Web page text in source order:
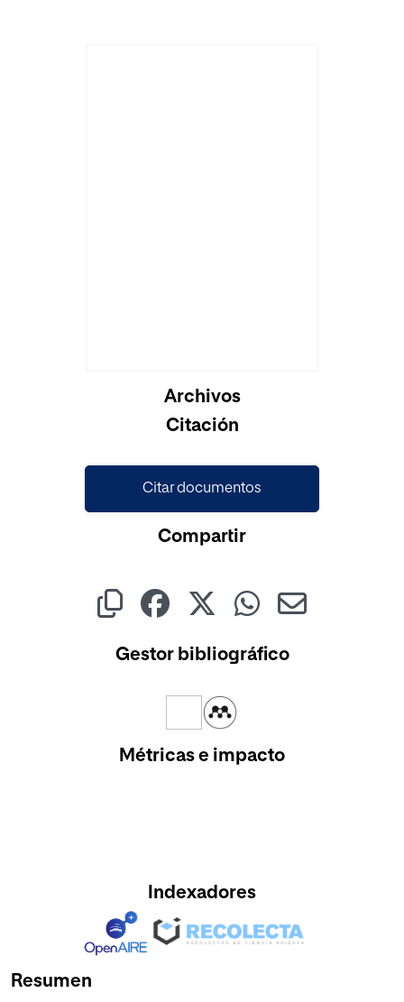
Archivos
Citación
Citar documentos
Compartir
Gestor bibliográfico
Métricas e impacto
Indexadores
Resumen